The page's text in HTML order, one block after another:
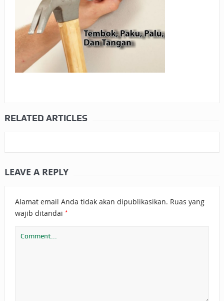
RELATED ARTICLES
LEAVE A REPLY
Alamat email Anda tidak akan dipublikasikan. Ruas yang
wajib ditandai *